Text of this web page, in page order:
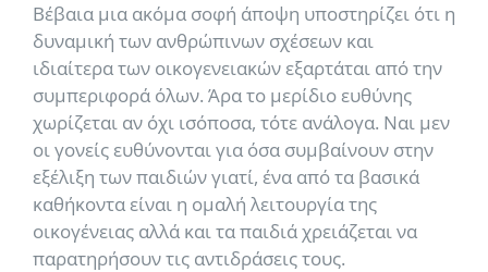
Βέβαια μια ακόμα σοφή άποψη υποστηρίζει ότι η
δυναμική των ανθρώπινων σχέσεων και
ιδιαίτερα των οικογενειακών εξαρτάται από την
συμπεριφορά όλων. Άρα το μερίδιο ευθύνης
χωρίζεται αν όχι ισόποσα, τότε ανάλογα. Ναι μεν
οι γονείς ευθύνονται για όσα συμβαίνουν στην
εξέλιξη των παιδιών γιατί, ένα από τα βασικά
καθήκοντα είναι η ομαλή λειτουργία της
οικογένειας αλλά και τα παιδιά χρειάζεται να
παρατηρήσουν τις αντιδράσεις τους.